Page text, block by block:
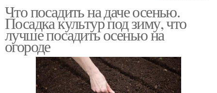
Цвета на даче
Что посадить на даче осенью.
Посадка культур под зиму, что
лучше посадить осенью на
огороде